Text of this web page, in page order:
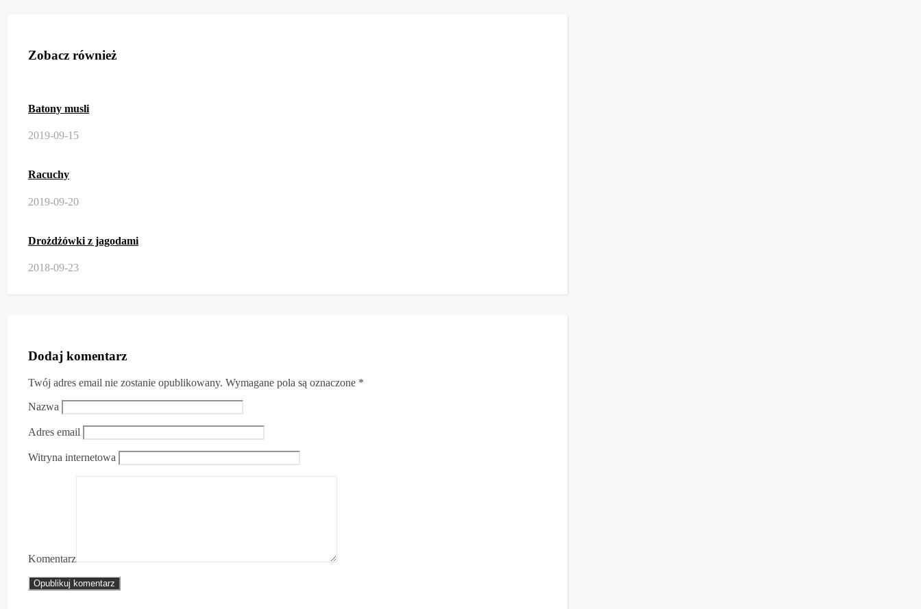
Zobacz również
Batony musli
2019-09-15
Racuchy
2019-09-20
Drożdżówki z jagodami
2018-09-23
Dodaj komentarz
Twój adres email nie zostanie opublikowany. Wymagane pola są oznaczone *
Nazwa
Adres email
Witryna internetowa
Komentarz